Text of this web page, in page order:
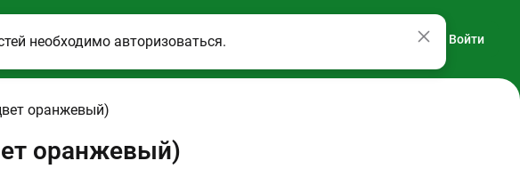
Войти
оранжевый)
оранжевый)
необходимо авторизоваться.